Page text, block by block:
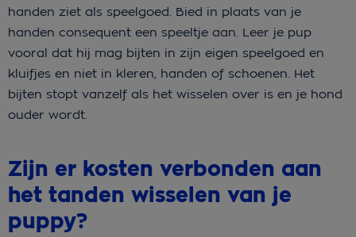
handen ziet als speelgoed. Bied in plaats van je
handen consequent een speeltje aan. Leer je pup
vooral dat hij mag bijten in zijn eigen speelgoed en
kluifjes en niet in kleren, handen of schoenen. Het
bijten stopt vanzelf als het wisselen over is en je hond
ouder wordt.
Zijn er kosten verbonden aan
het tanden wisselen van je
puppy?